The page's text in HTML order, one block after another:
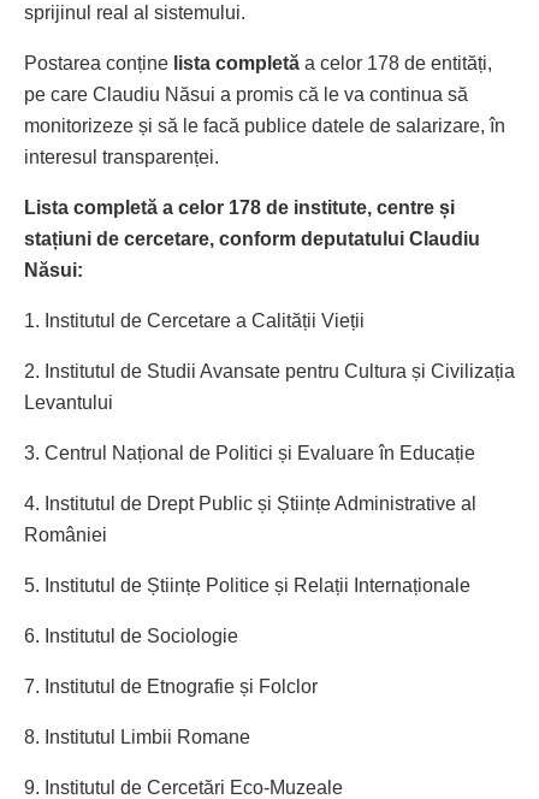
sprijinul real al sistemului.
Postarea conține lista completă a celor 178 de entități,
pe care Claudiu Năsui a promis că le va continua să
monitorizeze și să le facă publice datele de salarizare, în
interesul transparenței.
Lista completă a celor 178 de institute, centre și
stațiuni de cercetare, conform deputatului Claudiu
Năsui:
1. Institutul de Cercetare a Calității Vieții
2. Institutul de Studii Avansate pentru Cultura și Civilizația
Levantului
3. Centrul Național de Politici și Evaluare în Educație
4. Institutul de Drept Public și Științe Administrative al
României
5. Institutul de Științe Politice și Relații Internaționale
6. Institutul de Sociologie
7. Institutul de Etnografie și Folclor
8. Institutul Limbii Romane
9. Institutul de Cercetări Eco-Muzeale